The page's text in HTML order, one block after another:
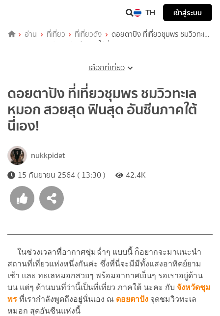
TH เข้าสู่ระบบ
อ่าน ที่เที่ยว ที่เที่ยวดัง
ดอยตาปัง ที่เที่ยวชุมพร ชมวิวทะเล
หมอก สวยสุด ฟินสุด อันซีนภาคใต้นี่เอง!
เลือกที่เที่ยว
ดอยตาปัง ที่เที่ยวชุมพร ชมวิวทะเล
หมอก สวยสุด ฟินสุด อันซีนภาคใต้
นี่เอง!
nukkpidet
15 กันยายน 2564 ( 13:30 )
42.4K
ในช่วงเวลาที่อากาศชุ่มฉ่ำๆ แบบนี้ ก็อยากจะมาแนะนำ
สถานที่เที่ยวแห่งหนึ่งกันค่ะ ซึ่งที่นี่จะมีมีทั้งแสงอาทิตย์ยาม
เช้า และ ทะเลหมอกสวยๆ พร้อมอากาศเย็นๆ รอเราอยู่ด้าน
บน แต่ๆ ด้านบนที่ว่านี้เป็นที่เที่ยว ภาคใต้ นะคะ กับ จังหวัดชุม
พร ที่เรากำลังพูดถึงอยู่นั่นเอง ณ ดอยตาปัง จุดชมวิวทะเล
หมอก สุดอันซีนแห่งนี้